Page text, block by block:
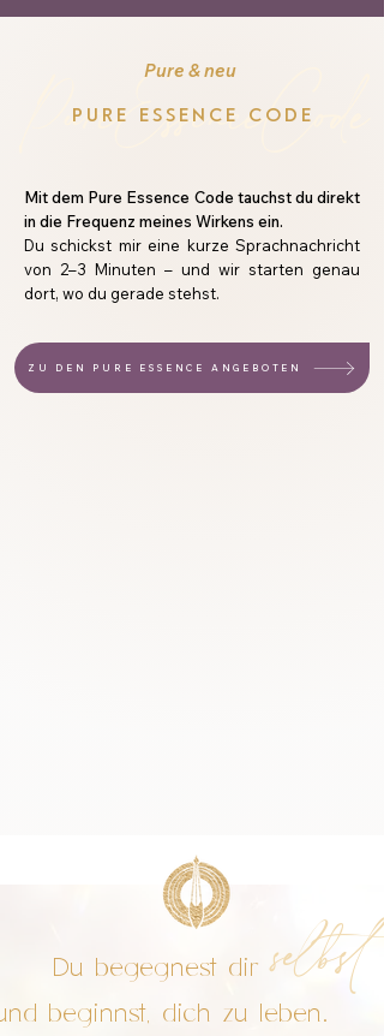
PureEssenceCode
PURE ESSENCE CODE
Pure & neu
Mit dem Pure Essence Code tauchst du direkt
in die Frequenz meines Wirkens ein.
Du schickst mir eine kurze Sprachnachricht
von 2–3 Minuten – und wir starten genau
dort, wo du gerade stehst.
ZU DEN PURE ESSENCE ANGEBOTEN
selbst
Du begegnest dir
beginnst, dich zu leben.